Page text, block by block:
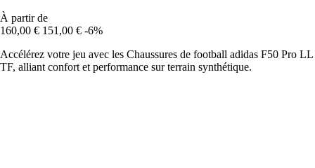
À partir de
160,00 € 151,00 € -6%
Accélérez votre jeu avec les Chaussures de football adidas F50 Pro LL
TF, alliant confort et performance sur terrain synthétique.